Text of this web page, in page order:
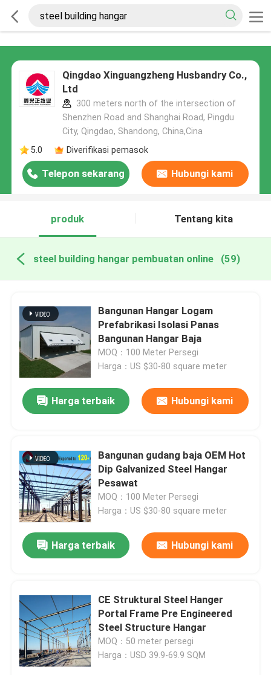
Qingdao Xinguangzheng Husbandry Co.,
Ltd
300 meters north of the intersection of
Shenzhen Road and Shanghai Road, Pingdu
City, Qingdao, Shandong, China,Cina
5.0
Diverifikasi pemasok
Telepon sekarang Hubungi kami
produk Tentang kita
steel building hangar pembuatan online (59)
Bangunan Hangar Logam
Prefabrikasi Isolasi Panas
Bangunan Hangar Baja
MOQ：100 Meter Persegi
Harga：US $30-80 square meter
Harga terbaik Hubungi kami
Bangunan gudang baja OEM Hot
Dip Galvanized Steel Hangar
Pesawat
MOQ：100 Meter Persegi
Harga：US $30-80 square meter
Harga terbaik Hubungi kami
CE Struktural Steel Hanger
Portal Frame Pre Engineered
Steel Structure Hangar
MOQ：50 meter persegi
Harga：USD 39.9-69.9 SQM